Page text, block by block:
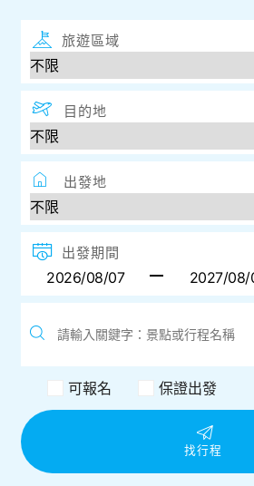
旅遊區域
目的地
出發地
出發期間
可報名 保證出發
找行程